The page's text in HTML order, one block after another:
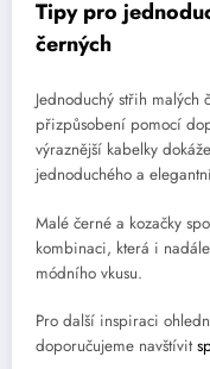
Tipy pro
černých
Jednoduchý střih malých
přizpůsobení pomocí
výraznější kabelky
jednoduchého a
Malé černé a kozačky
kombinaci, která i
módního vkusu.
Pro další inspiraci
doporučujeme navštívit